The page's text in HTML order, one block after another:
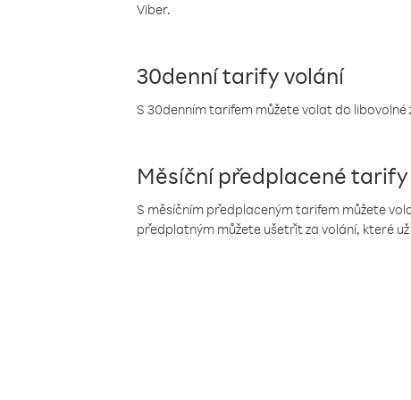
Viber.
30denní tarify volání
S 30denním tarifem můžete volat do
Měsíční předplacené tarify
S měsíčním předplaceným tarifem můžete
předplatným můžete ušetřit za volání, které